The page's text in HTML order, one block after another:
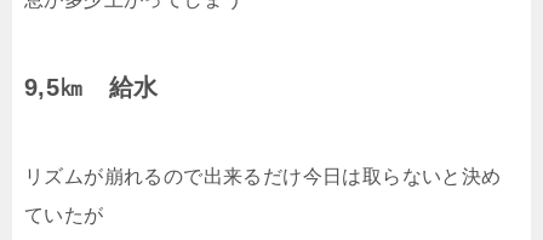
9,5㎞ 給水
リズムが崩れるので出来るだけ今日は取らないと決め
ていたが